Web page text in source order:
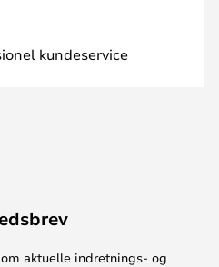
kundeservice
aktuelle indretnings- og